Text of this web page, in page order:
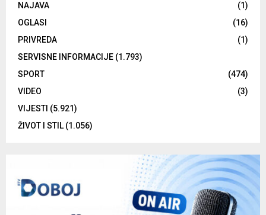
NAJAVA
(1)
OGLASI
(16)
PRIVREDA
(1)
SERVISNE INFORMACIJE (1.793)
SPORT
(474)
VIDEO
(3)
VIJESTI (5.921)
ŽIVOT I STIL (1.056)